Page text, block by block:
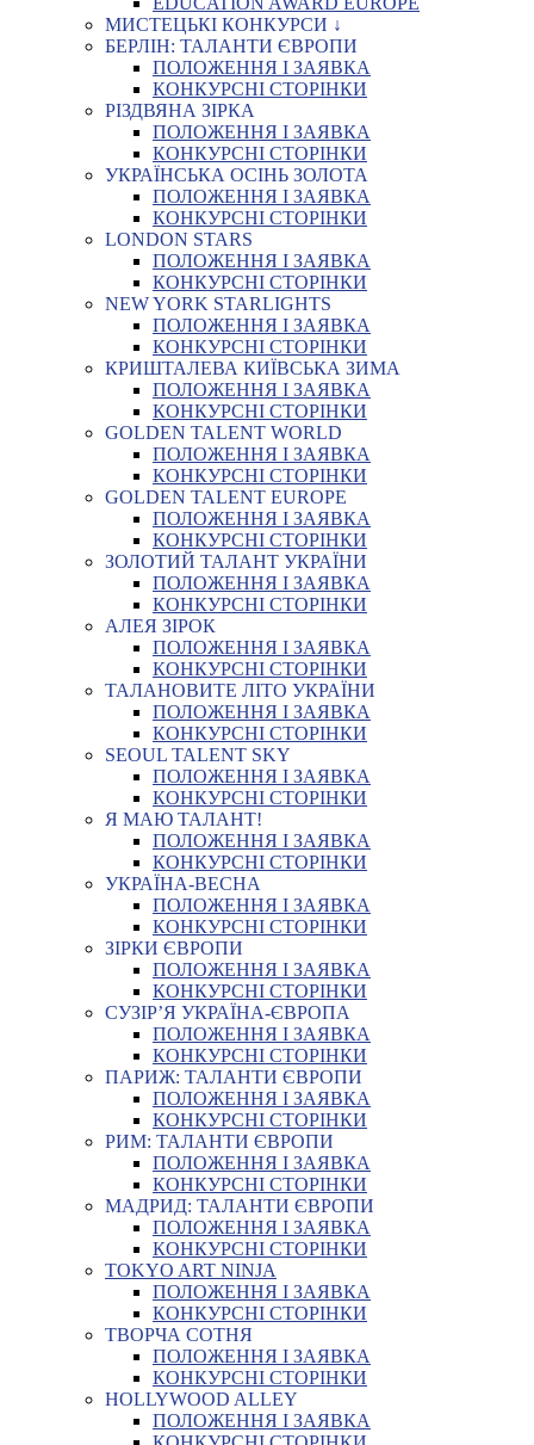
МИСТЕЦЬКІ КОНКУРСИ ↓
БЕРЛІН: ТАЛАНТИ ЄВРОПИ
ПОЛОЖЕННЯ І ЗАЯВКА
КОНКУРСНІ СТОРІНКИ
РІЗДВЯНА ЗІРКА
ПОЛОЖЕННЯ І ЗАЯВКА
КОНКУРСНІ СТОРІНКИ
УКРАЇНСЬКА ОСІНЬ ЗОЛОТА
ПОЛОЖЕННЯ І ЗАЯВКА
КОНКУРСНІ СТОРІНКИ
LONDON STARS
ПОЛОЖЕННЯ І ЗАЯВКА
КОНКУРСНІ СТОРІНКИ
NEW YORK STARLIGHTS
ПОЛОЖЕННЯ І ЗАЯВКА
КОНКУРСНІ СТОРІНКИ
КРИШТАЛЕВА КИЇВСЬКА ЗИМА
ПОЛОЖЕННЯ І ЗАЯВКА
КОНКУРСНІ СТОРІНКИ
GOLDEN TALENT WORLD
ПОЛОЖЕННЯ І ЗАЯВКА
КОНКУРСНІ СТОРІНКИ
GOLDEN TALENT EUROPE
ПОЛОЖЕННЯ І ЗАЯВКА
КОНКУРСНІ СТОРІНКИ
ЗОЛОТИЙ ТАЛАНТ УКРАЇНИ
ПОЛОЖЕННЯ І ЗАЯВКА
КОНКУРСНІ СТОРІНКИ
АЛЕЯ ЗІРОК
ПОЛОЖЕННЯ І ЗАЯВКА
КОНКУРСНІ СТОРІНКИ
ТАЛАНОВИТЕ ЛІТО УКРАЇНИ
ПОЛОЖЕННЯ І ЗАЯВКА
КОНКУРСНІ СТОРІНКИ
SEOUL TALENT SKY
ПОЛОЖЕННЯ І ЗАЯВКА
КОНКУРСНІ СТОРІНКИ
Я МАЮ ТАЛАНТ!
ПОЛОЖЕННЯ І ЗАЯВКА
КОНКУРСНІ СТОРІНКИ
УКРАЇНА-ВЕСНА
ПОЛОЖЕННЯ І ЗАЯВКА
КОНКУРСНІ СТОРІНКИ
ЗІРКИ ЄВРОПИ
ПОЛОЖЕННЯ І ЗАЯВКА
КОНКУРСНІ СТОРІНКИ
СУЗІР’Я УКРАЇНА-ЄВРОПА
ПОЛОЖЕННЯ І ЗАЯВКА
КОНКУРСНІ СТОРІНКИ
ПАРИЖ: ТАЛАНТИ ЄВРОПИ
ПОЛОЖЕННЯ І ЗАЯВКА
КОНКУРСНІ СТОРІНКИ
РИМ: ТАЛАНТИ ЄВРОПИ
ПОЛОЖЕННЯ І ЗАЯВКА
КОНКУРСНІ СТОРІНКИ
МАДРИД: ТАЛАНТИ ЄВРОПИ
ПОЛОЖЕННЯ І ЗАЯВКА
КОНКУРСНІ СТОРІНКИ
TOKYO ART NINJA
ПОЛОЖЕННЯ І ЗАЯВКА
КОНКУРСНІ СТОРІНКИ
ТВОРЧА СОТНЯ
ПОЛОЖЕННЯ І ЗАЯВКА
КОНКУРСНІ СТОРІНКИ
HOLLYWOOD ALLEY
ПОЛОЖЕННЯ І ЗАЯВКА